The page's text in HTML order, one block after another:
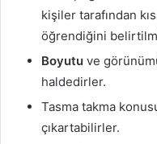
kişiler tarafından
öğrendiğini
Boyutu ve
haldedirler.
Tasma takma
çıkartabilirler.